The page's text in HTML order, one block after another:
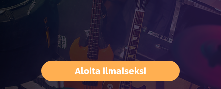
Aloita ilmaiseksi